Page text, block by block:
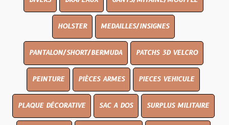
HOLSTER MEDAILLES/INSIGNES
PANTALON/SHORT/BERMUDA PATCHS 3D VELCRO
PEINTURE PIÈCES ARMES PIECES VEHICULE
PLAQUE DÉCORATIVE SAC A DOS SURPLUS MILITAIRE